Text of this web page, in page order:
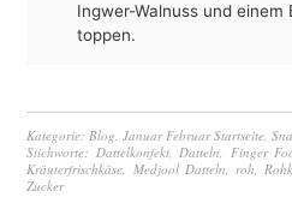
Ingwer-Walnuss und
toppen.
Kategorie:Blog,Januar Februar Startseite,
Stichworte: Dattelkonfekt,Datteln, Finger
Kräuterfrischkäse, Medjool Datteln, roh,
Zucker